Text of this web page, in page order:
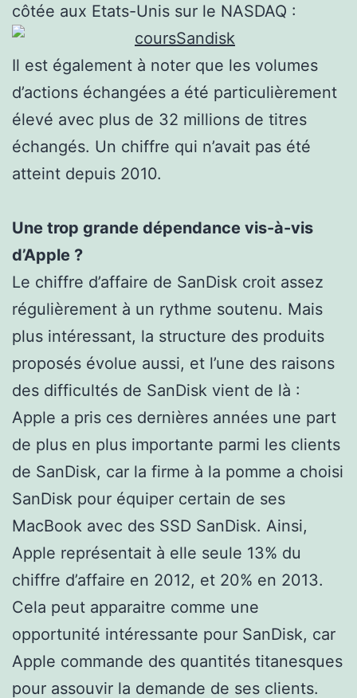
côtée aux Etats-Unis sur le NASDAQ :
Il est également à noter que les volumes
d’actions échangées a été particulièrement
élevé avec plus de 32 millions de titres
échangés. Un chiffre qui n’avait pas été
atteint depuis 2010.
Une trop grande dépendance vis-à-vis
d’Apple ?
Le chiffre d’affaire de SanDisk croit assez
régulièrement à un rythme soutenu. Mais
plus intéressant, la structure des produits
proposés évolue aussi, et l’une des raisons
des difficultés de SanDisk vient de là :
Apple a pris ces dernières années une part
de plus en plus importante parmi les clients
de SanDisk, car la firme à la pomme a choisi
SanDisk pour équiper certain de ses
MacBook avec des SSD SanDisk. Ainsi,
Apple représentait à elle seule 13% du
chiffre d’affaire en 2012, et 20% en 2013.
Cela peut apparaitre comme une
opportunité intéressante pour SanDisk, car
Apple commande des quantités titanesques
pour assouvir la demande de ses clients.